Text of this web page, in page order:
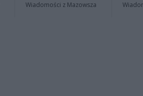
Wiadomości z Mazowsza